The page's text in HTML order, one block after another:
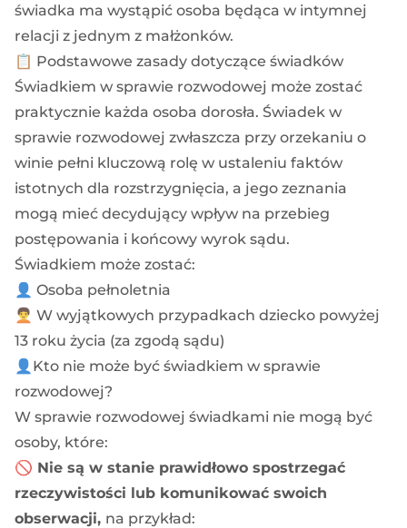
świadka ma wystąpić osoba będąca w intymnej
relacji z jednym z małżonków.
📋 Podstawowe zasady dotyczące świadków
Świadkiem w sprawie rozwodowej może zostać
praktycznie każda osoba dorosła. Świadek w
sprawie rozwodowej zwłaszcza przy orzekaniu o
winie pełni kluczową rolę w ustaleniu faktów
istotnych dla rozstrzygnięcia, a jego zeznania
mogą mieć decydujący wpływ na przebieg
postępowania i końcowy wyrok sądu.
Świadkiem może zostać:
👤 Osoba pełnoletnia
🧑‍🦱 W wyjątkowych przypadkach dziecko powyżej
13 roku życia (za zgodą sądu)
👤Kto nie może być świadkiem w sprawie
rozwodowej?
W sprawie rozwodowej świadkami nie mogą być
osoby, które:
🚫 Nie są w stanie prawidłowo spostrzegać
rzeczywistości lub komunikować swoich
obserwacji, na przykład: